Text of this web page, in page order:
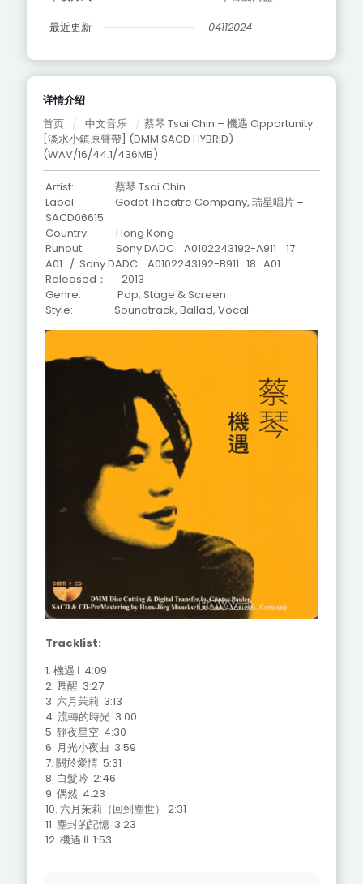
详情介绍
首页
/ 中文音乐 / 蔡琴 Tsai Chin – 機遇 Opportunity
[淡水小鎮原聲帶] (DMM SACD HYBRID)
(WAV/16/44.1/436MB)
Artist: 蔡琴 Tsai Chin
Label: Godot Theatre Company, 瑞星唱片 –
SACD06615
Country: Hong Kong
Runout: Sony DADC A0102243192-A911 17
A01 / Sony DADC A0102243192-B911 18 A01
Released： 2013
Genre: Pop, Stage & Screen
Style: Soundtrack, Ballad, Vocal
Tracklist:
1. 機遇 Ⅰ 4:09
2. 甦醒 3:27
3. 六月茉莉 3:13
4. 流轉的時光 3:00
5. 靜夜星空 4:30
6. 月光小夜曲 3:59
7. 關於愛情 5:31
8. 白髮吟 2:46
9. 偶然 4:23
10. 六月茉莉（回到塵世） 2:31
11. 塵封的記憶 3:23
12. 機遇 ⅠⅠ 1:53
最近更新
04112024